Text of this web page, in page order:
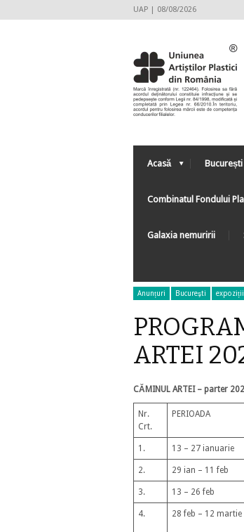
UAP | 08/08/2026
Acasă București
Combinatul Fondului
Galaxia nemuririi
Anunțuri Bucureşti expoziții
ARTEI
CĂMINUL ARTEI – parter
Nr.
Crt.
PERIOADA
1. 13 – 27 ianuarie
2. 29 ian – 11 feb
3. 13 – 26 feb
4. 28 feb – 12 martie